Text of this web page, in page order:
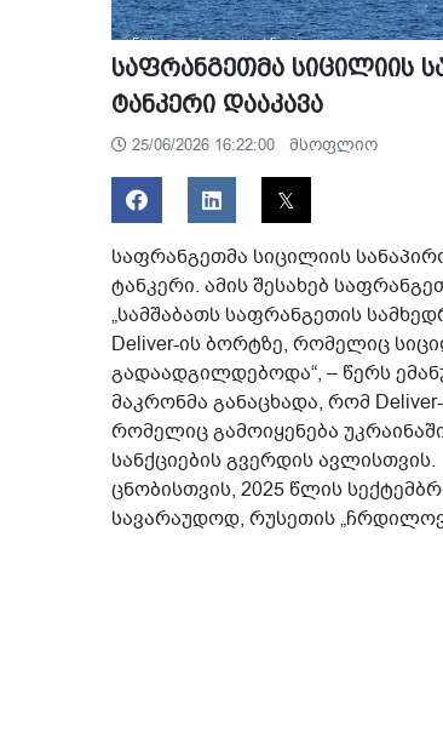
საფრანგეთმა სიცილიის
ტანკერი დააკავა
25/06/2026 16:22:00 მსოფლიო
საფრანგეთმა სიცილიის
ტანკერი. ამის შესახებ
„სამშაბათს საფრანგეთის
Deliver-ის ბორტზე, რომელიც
გადაადგილდებოდა“, – წერს
მაკრონმა განაცხადა, რომ
რომელიც გამოიყენება
სანქციების გვერდის ავლისთვის.
ცნობისთვის, 2025 წლის
სავარაუდოდ, რუსეთის